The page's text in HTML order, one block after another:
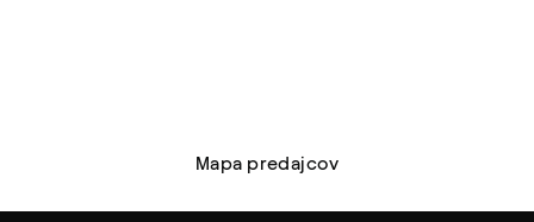
Mapa predajcov